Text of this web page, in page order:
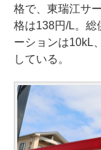
格で、東瑞江サ
格は138円/L。総
ーションは10kL
している。